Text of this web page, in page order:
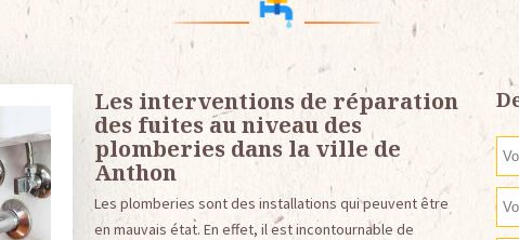
Les interventions de réparation
des fuites au niveau des
plomberies dans la ville de
Anthon
Les plomberies sont des installations qui peuvent être
en mauvais état. En effet, il est incontournable de